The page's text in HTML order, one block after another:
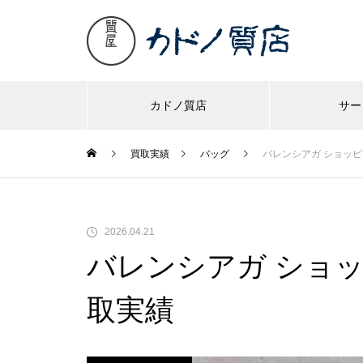
カドノ質店 サ
買取実績 バッグ バレンシアガ ショッ
2026.04.21
バレンシアガ ショ
取実績